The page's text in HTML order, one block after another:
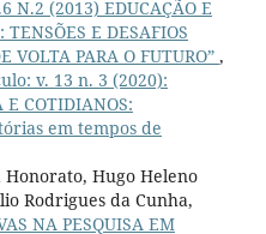
N.2 (2013) EDUCAÇÃO E
E DESAFIOS
VOLTA PARA O FUTURO” ,
v. 13 n. 3 (2020):
E COTIDIANOS:
em tempos de
Hugo Heleno
Rodrigues da Cunha,
NA PESQUISA EM